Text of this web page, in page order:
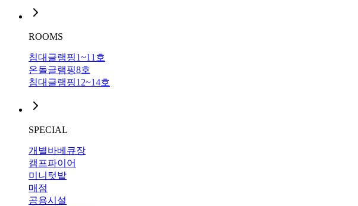
ROOMS
침대글램핑1~11호
온돌글램핑8호
침대글램핑12~14호
SPECIAL
개별바베큐장
캠프파이어
미니텃밭
매점
공용시설